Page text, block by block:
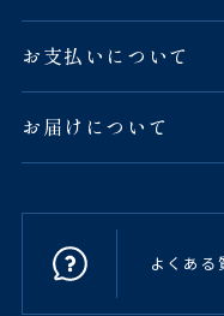
お支払いについて
お届けについて
よくある